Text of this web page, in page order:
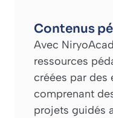
Contenus
Avec
ressources
créées par des
comprenant
projets guidés